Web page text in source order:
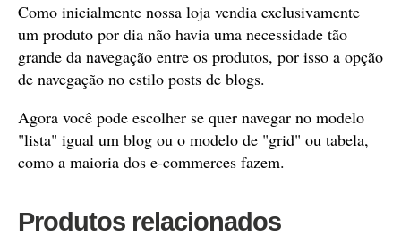
Como inicialmente nossa loja vendia exclusivamente
um produto por dia não havia uma necessidade tão
grande da navegação entre os produtos, por isso a opção
de navegação no estilo posts de blogs.
Agora você pode escolher se quer navegar no modelo
"lista" igual um blog ou o modelo de "grid" ou tabela,
como a maioria dos e-commerces fazem.
Produtos relacionados